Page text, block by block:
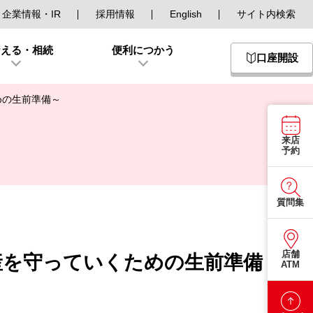
企業情報・IR 採用情報 English サイト内検索
る・相続
便利につかう
アイコン
口座開設
生前準備～
守っていくための生前準備
来店
予約
質問集
店舗
ATM